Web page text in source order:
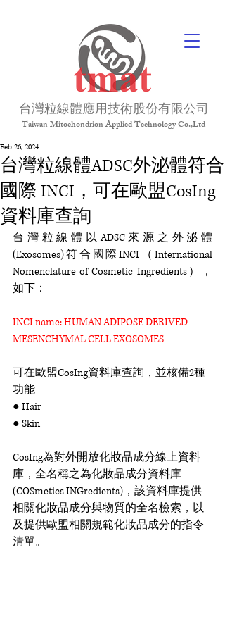
台灣粒線體應用技術股份有限公司
Taiwan Mitochondrion Applied Technology Co.,Ltd
台灣粒線體ADSC外泌體符合
國際 INCI，可在歐盟CosIng
資料庫查詢
Feb 26, 2024
台灣粒線體以ADSC來源之外泌體
(Exosomes)符合國際INCI（International
Nomenclature of Cosmetic Ingredients），
如下：
INCI name: HUMAN ADIPOSE DERIVED
MESENCHYMAL CELL EXOSOMES
可在歐盟CosIng資料庫查詢，並核備2種
功能
● Hair
● Skin
CosIng為對外開放化妝品成分線上資料
庫，全名稱之為化妝品成分資料庫
(COSmetics INGredients)，該資料庫提供
相關化妝品成分與物質的全名檢索，以
及提供歐盟相關規範化妝品成分的指令
清單。